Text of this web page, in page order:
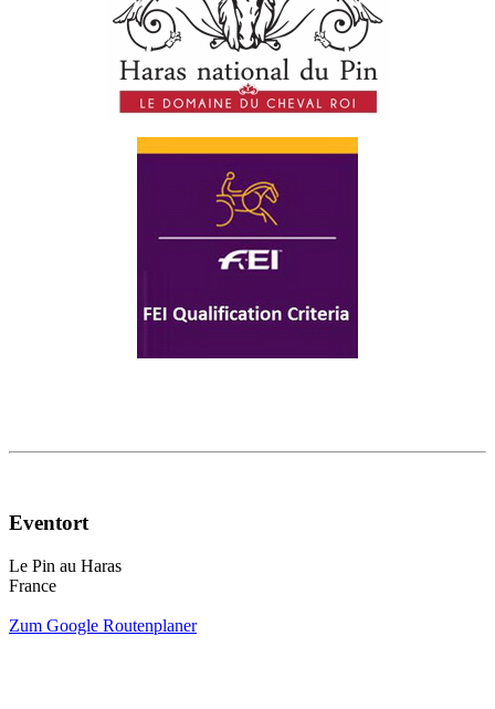
Eventort
Le Pin au Haras
France
Zum Google Routenplaner